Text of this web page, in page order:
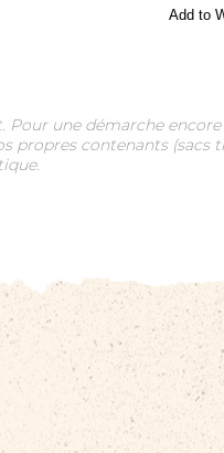
Add to
Pour une démarche
propres contenants (sacs